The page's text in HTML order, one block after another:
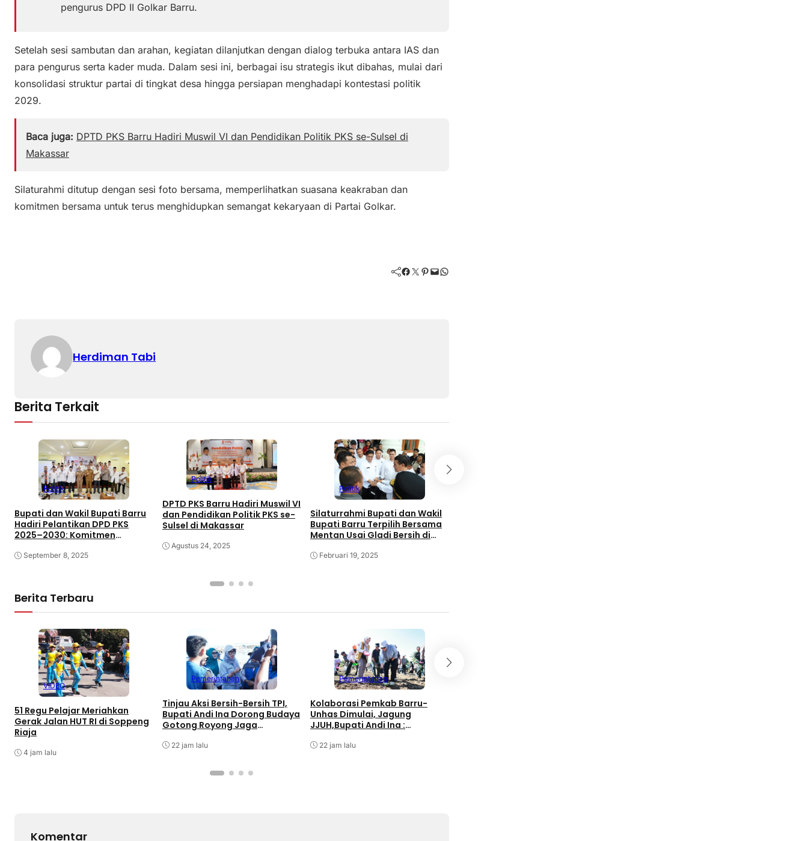
pengurus DPD II Golkar Barru.
Setelah sesi sambutan dan arahan, kegiatan dilanjutkan dengan dialog terbuka antara IAS dan
para pengurus serta kader muda. Dalam sesi ini, berbagai isu strategis ikut dibahas, mulai dari
konsolidasi struktur partai di tingkat desa hingga persiapan menghadapi kontestasi politik
2029.
Baca juga: DPTD PKS Barru Hadiri Muswil VI dan Pendidikan Politik PKS se-Sulsel di
Makassar
Silaturahmi ditutup dengan sesi foto bersama, memperlihatkan suasana keakraban dan
komitmen bersama untuk terus menghidupkan semangat kekaryaan di Partai Golkar.
Facebook Twitter Pinterest Mail WhatsApp
Herdiman Tabi
Berita Terkait
Politik
Bupati dan Wakil Bupati Barru
Hadiri Pelantikan DPD PKS
2025–2030: Komitmen
September 8, 2025
Politik
DPTD PKS Barru Hadiri Muswil VI
dan Pendidikan Politik PKS se-
Sulsel di Makassar
Agustus 24, 2025
Politik
Silaturrahmi Bupati dan Wakil
Bupati Barru Terpilih Bersama
Mentan Usai Gladi Bersih di
Februari 19, 2025
Berita Terbaru
VIDEO
51 Regu Pelajar Meriahkan
Gerak Jalan HUT RI di Soppeng
Riaja
4 jam lalu
Pemerintahan
Tinjau Aksi Bersih-Bersih TPI,
Bupati Andi Ina Dorong Budaya
Gotong Royong Jaga
22 jam lalu
Pemerintahan
Kolaborasi Pemkab Barru-
Unhas Dimulai, Jagung
JJUH,Bupati Andi Ina :
22 jam lalu
Komentar